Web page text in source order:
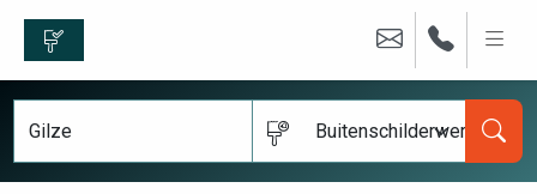
Buitenschilderwerk